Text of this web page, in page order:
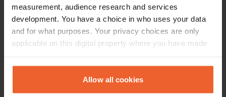
measurement, audience research and services
development. You have a choice in who uses your data
and for what purposes. Your privacy choices are only
applicable on this digital property where you have made
any time from the Cookie Declaration or by clicking on
the Privacy trigger icon.Allow all cookies
Contact
Emplacement
Viale dei Caduti
Copie
43° 35' 12" N 12° 30' 35" E